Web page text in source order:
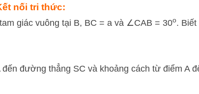
nối tri thức:
giác vuông tại B, BC = a và ∠CAB = 30o. Biết
đường thẳng SC và khoảng cách từ điểm A